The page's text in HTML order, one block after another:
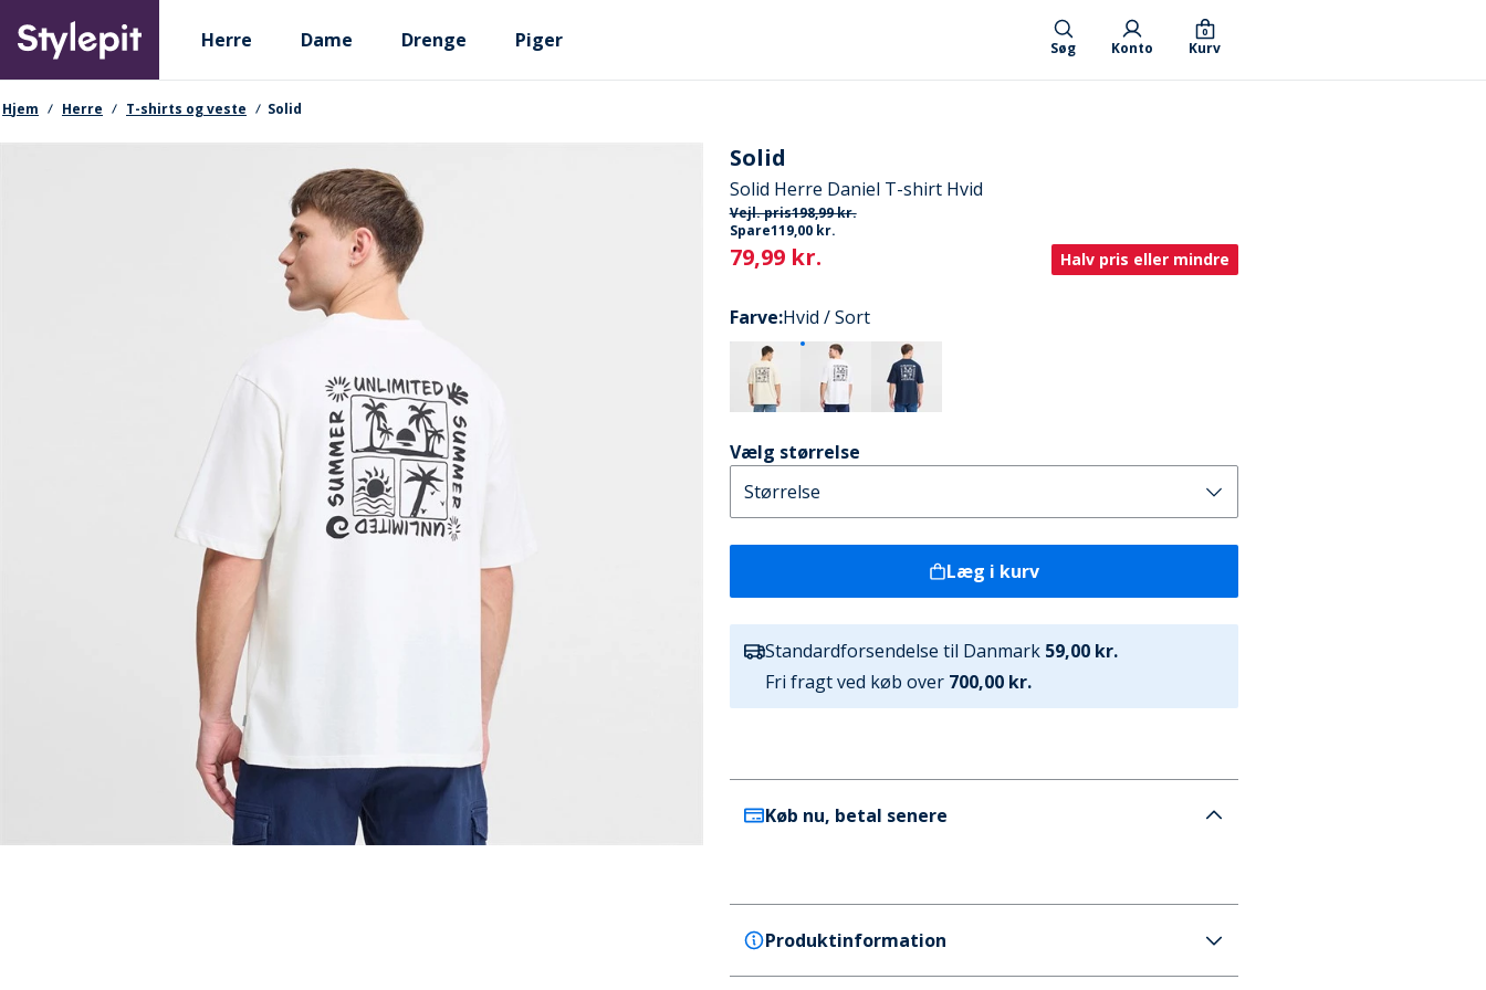
main
content
Primary departments
Herre Dame Drenge Piger Søg Konto Kurv
0
navigationssti
Hjem Herre T-shirts og veste Solid
Solid
Solid Herre Daniel T-shirt Hvid
Vejl. pris198,99 kr.
Spare119,00 kr.
Current
79,99 kr. Halv pris eller mindre
Farve:Hvid / Sort
Vælg størrelse
Læg i kurv
Standardforsendelse til Danmark 59,00 kr.
Fri fragt ved køb over 700,00 kr.
Køb nu, betal senere
Produktinformation